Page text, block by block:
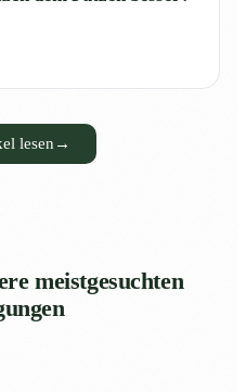
lesen →
meistgesuchten